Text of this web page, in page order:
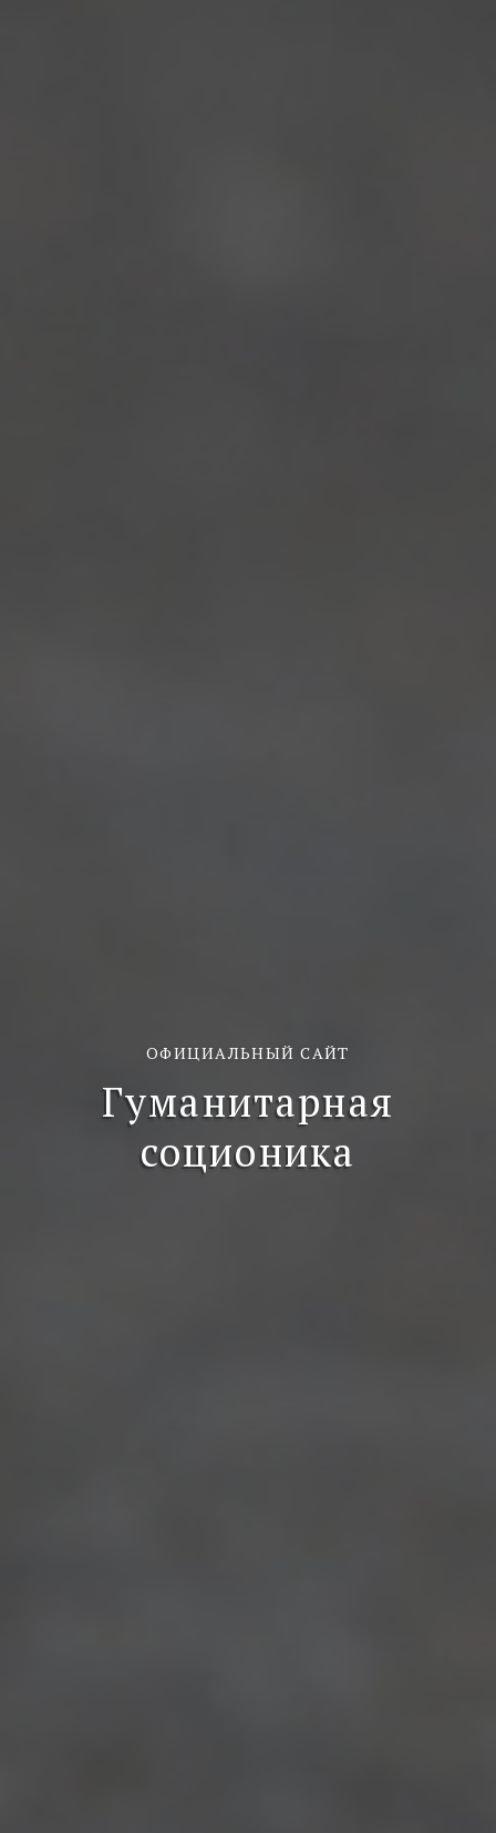
ОФИЦИАЛЬНЫЙ САЙТ
Гуманитарная
соционика